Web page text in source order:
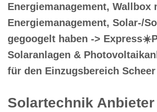
Energiemanagement, Wallbox
Energiemanagement, Solar-/
gegoogelt haben ->
Solaranlagen &
für den Einzugsbereich Scheer
Solartechnik